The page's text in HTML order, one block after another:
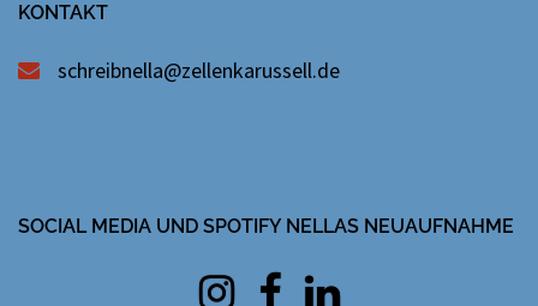
KONTAKT
schreibnella@zellenkarussell.de
SOCIAL MEDIA UND SPOTIFY NELLAS NEUAUFNAHME
Instagram
facebookLinkedin